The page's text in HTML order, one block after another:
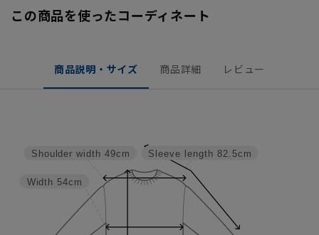
この商品を使ったコーディネート
商品説明・サイズ 商品詳細 レビュー
Sleeve length 82.5cm
Width 54cm
Shoulder width 49cm